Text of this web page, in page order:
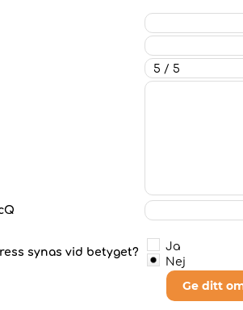
synas vid betyget?
Ja
Nej
Ge ditt